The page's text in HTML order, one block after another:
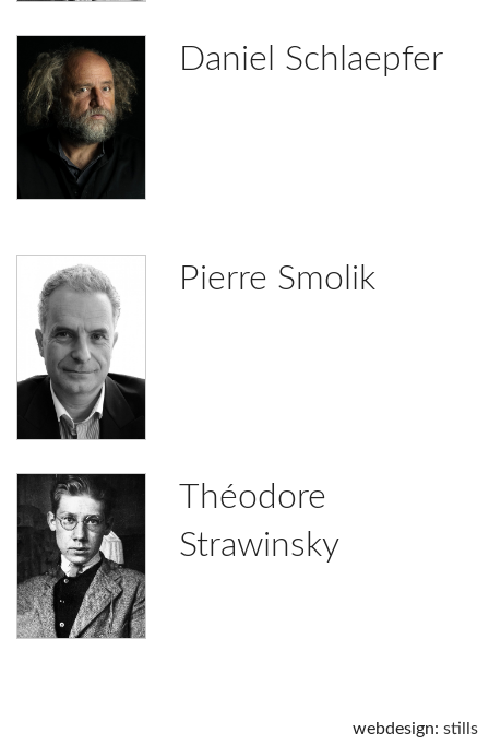
Daniel Schlaepfer
Pierre Smolik
Théodore
Strawinsky
webdesign: stills